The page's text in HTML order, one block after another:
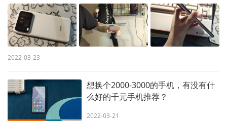
2022-03-23
想换个2000-3000的手机，有没有什
么好的千元手机推荐？
2022-03-21